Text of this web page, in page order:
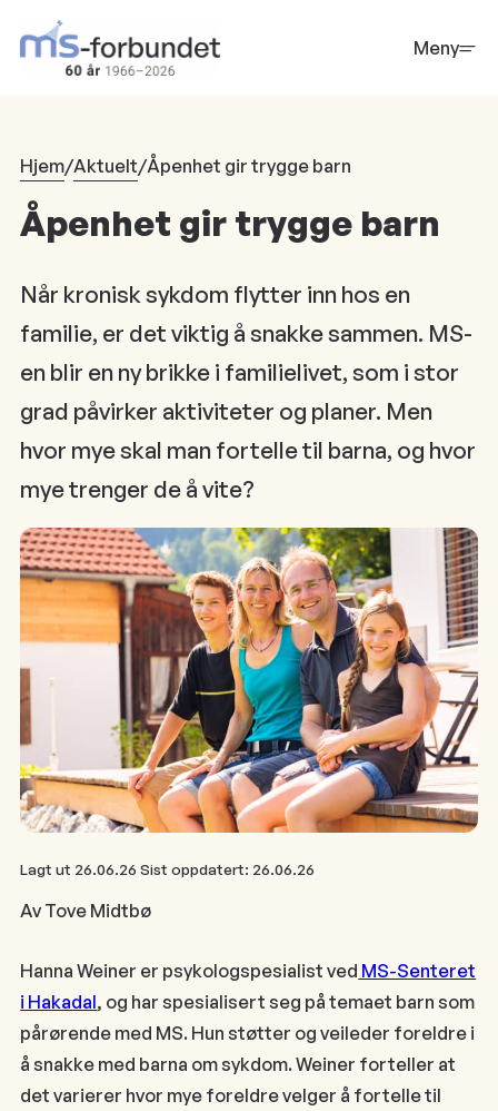
hovedinnhold
Meny
Hjem/Aktuelt/Åpenhet gir trygge barn
Åpenhet gir trygge barn
Når kronisk sykdom flytter inn hos en
familie, er det viktig å snakke sammen. MS-
en blir en ny brikke i familielivet, som i stor
grad påvirker aktiviteter og planer. Men
hvor mye skal man fortelle til barna, og hvor
mye trenger de å vite?
Lagt ut 26.06.26Sist oppdatert: 26.06.26
Av Tove Midtbø
Hanna Weiner er psykologspesialist ved MS-Senteret
i Hakadal, og har spesialisert seg på temaet barn som
pårørende med MS. Hun støtter og veileder foreldre i
å snakke med barna om sykdom. Weiner forteller at
det varierer hvor mye foreldre velger å fortelle til